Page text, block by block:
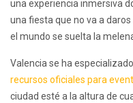
una experiencia inmersiva
una fiesta que no va a
el mundo se suelta la
Valencia se ha
recursos oficiales para
ciudad esté a la altura de